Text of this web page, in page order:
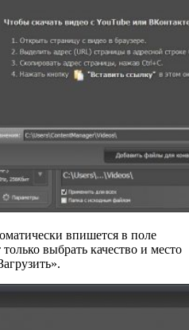
впишется в поле
выбрать качество и место